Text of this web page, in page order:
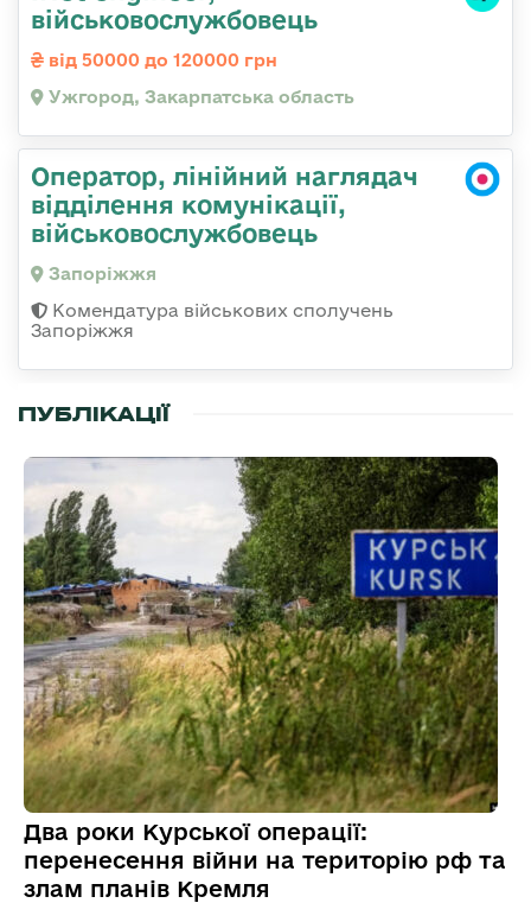
військовослужбовець
від 50000 до 120000 грн
Ужгород, Закарпатська область
Оператор, лінійний наглядач
відділення комунікації,
військовослужбовець
Запоріжжя
Комендатура військових сполучень
Запоріжжя
ПУБЛІКАЦІЇ
Два роки Курської операції:
перенесення війни на територію рф та
злам планів Кремля